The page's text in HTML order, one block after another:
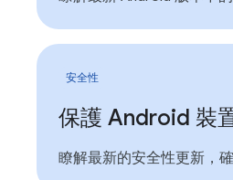
安全性
保護 Android 裝
瞭解最新的安全性更新，